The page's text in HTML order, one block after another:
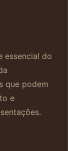
essencial do
que podem
e